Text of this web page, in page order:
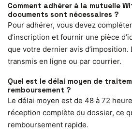
Comment adhérer à la mutuelle
documents sont nécessaires ?
Pour adhérer, vous devez
d’inscription et fournir une pièce
que votre dernier avis
transmis en ligne ou par courrier.
Quel est le délai moyen de
remboursement ?
Le délai moyen est de 48 à 72
réception complète du dossier, ce
remboursement rapide.